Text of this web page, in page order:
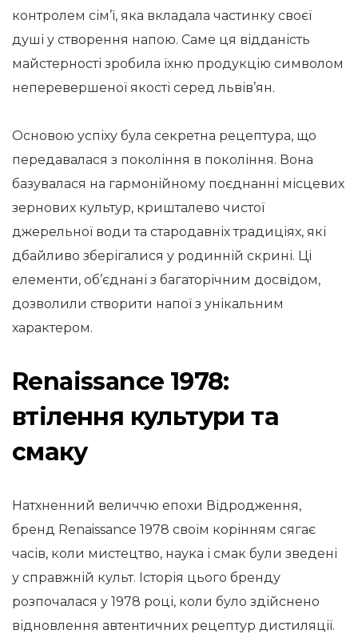
контролем сім’ї, яка вкладала частинку своєї
душі у створення напою. Саме ця відданість
майстерності зробила їхню продукцію символом
неперевершеної якості серед львів’ян.
Основою успіху була секретна рецептура, що
передавалася з покоління в покоління. Вона
базувалася на гармонійному поєднанні місцевих
зернових культур, кришталево чистої
джерельної води та стародавніх традиціях, які
дбайливо зберігалися у родинній скрині. Ці
елементи, об’єднані з багаторічним досвідом,
дозволили створити напої з унікальним
характером.
Renaissance 1978:
втілення культури та
смаку
Натхненний величчю епохи Відродження,
бренд Renaissance 1978 своїм корінням сягає
часів, коли мистецтво, наука і смак були зведені
у справжній культ. Історія цього бренду
розпочалася у 1978 році, коли було здійснено
відновлення автентичних рецептур дистиляції.